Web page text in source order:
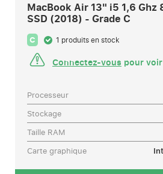
MacBook Air 13" i5 1,6 Ghz
SSD (2018) - Grade C
C 1 produits en stock
Connectez-vous pour
Processeur
Stockage
Taille RAM
Carte graphique